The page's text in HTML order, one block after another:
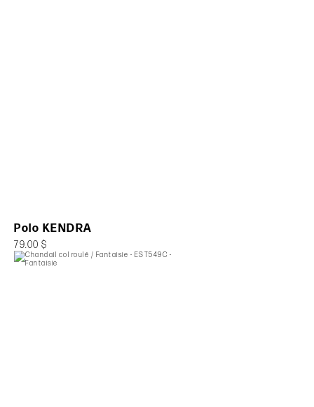
Polo KENDRA
79.00 $